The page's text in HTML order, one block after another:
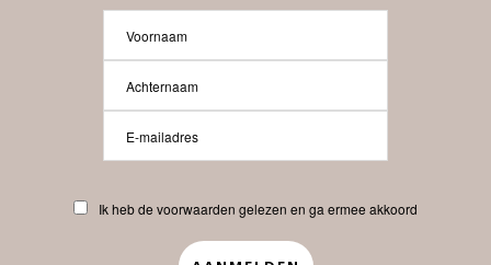
Beauty-Pro.nl
Abonneren Contact
Ik heb de voorwaarden gelezen en ga ermee akkoord